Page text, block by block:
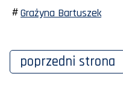
Grażyna Bartuszek
poprzedni strona